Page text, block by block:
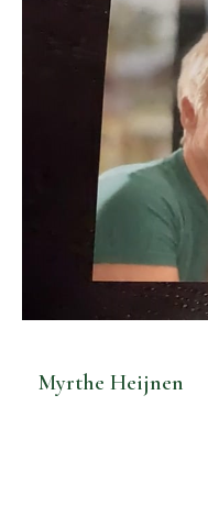
Myrthe Heijnen